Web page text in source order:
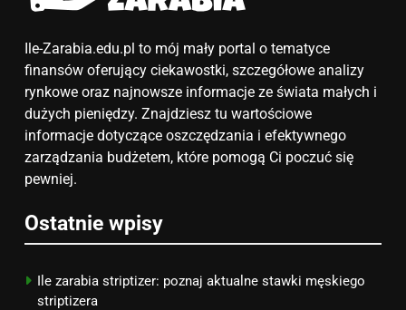
pomysły i przykłady, które
ZAROBKI
7
Jak przygotować się finansowo
na narodziny dziecka: ile to
kosztuje i jak zaplanować
PORADY
Netflix tagger — czym jest,
PRACA
Ile-Zarabia.edu.pl to mój mały portal o tematyce
finansów oferujący ciekawostki, szczegółowe analizy
rynkowe oraz najnowsze informacje ze świata małych i
dużych pieniędzy. Znajdziesz tu wartościowe
informacje dotyczące oszczędzania i efektywnego
zarządzania budżetem, które pomogą Ci poczuć się
pewniej.
Ostatnie wpisy
Ile zarabia striptizer: poznaj aktualne stawki męskiego
striptizera